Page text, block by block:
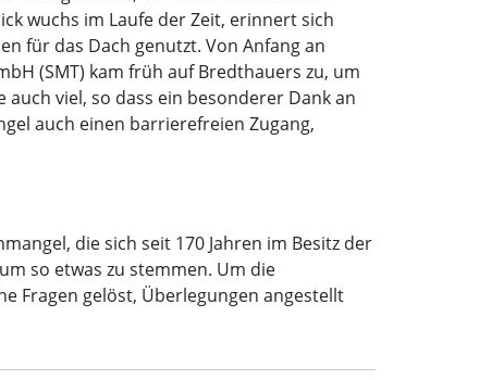
wuchs im Laufe der Zeit, erinnert sich
für das Dach genutzt. Von Anfang an
(SMT) kam früh auf Bredthauers zu, um
viel, so dass ein besonderer Dank an
auch einen barrierefreien Zugang,
die sich seit 170 Jahren im Besitz der
so etwas zu stemmen. Um die
Fragen gelöst, Überlegungen angestellt